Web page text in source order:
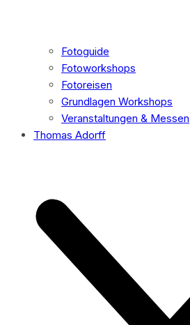
Fotoguide
Fotoworkshops
Fotoreisen
Grundlagen Workshops
Veranstaltungen & Messen
Thomas Adorff